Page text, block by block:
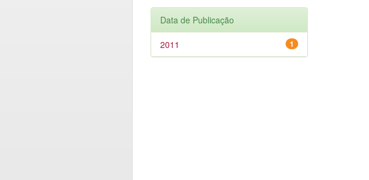
Data de Publicação
1
2011